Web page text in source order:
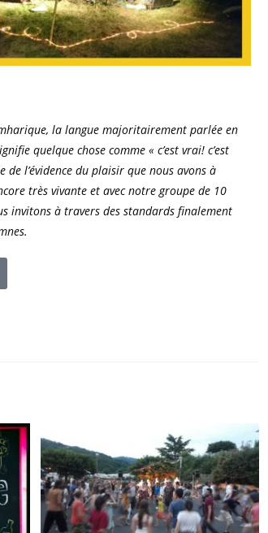
la langue majoritairement parlée en
quelque chose comme « c’est vrai! c’est
l’évidence du plaisir que nous avons à
très vivante et avec notre groupe de 10
invitons à travers des standards finalement